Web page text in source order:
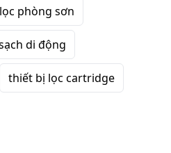
lọc phòng sơn
di động
thiết bị lọc cartridge